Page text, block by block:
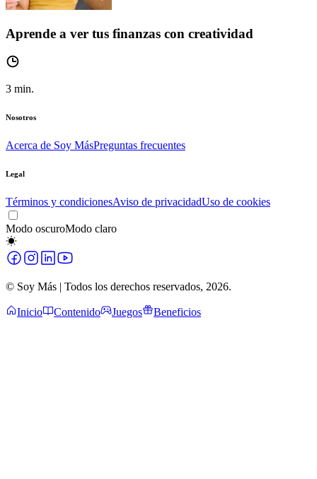
Aprende a ver tus finanzas con creatividad
3 min.
Nosotros
Acerca de Soy MásPreguntas frecuentes
Legal
Términos y condicionesAviso de privacidadUso de cookies
Modo oscuroModo claro
© Soy Más | Todos los derechos reservados, 2026.
Inicio Contenido Juegos Beneficios